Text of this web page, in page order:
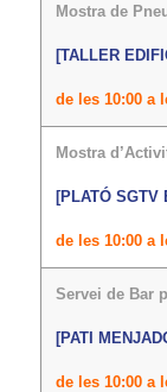
Mostra de
[TALLER
de les 10:00 a
Mostra
[PLATÓ SGTV
de les 10:00 a
Servei de Bar
[PATI
de les 10:00 a